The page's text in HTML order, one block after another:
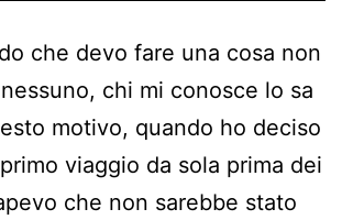
che devo fare una cosa non
chi mi conosce lo sa
motivo, quando ho deciso
viaggio da sola prima dei
che non sarebbe stato